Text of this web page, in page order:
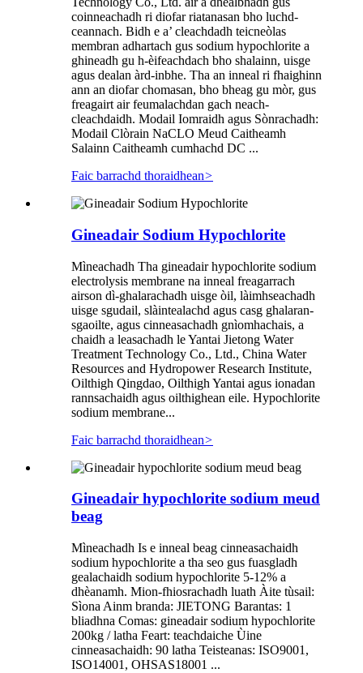
coinneachadh ri diofar riatanasan bho luchd-
ceannach. Bidh e a’ cleachdadh teicneòlas
membran adhartach gus sodium hypochlorite a
ghineadh gu h-èifeachdach bho shalainn, uisge
agus dealan àrd-inbhe. Tha an inneal ri fhaighinn
ann an diofar chomasan, bho bheag gu mòr, gus
freagairt air feumalachdan gach neach-
cleachdaidh. Modail Iomraidh agus Sònrachadh:
Modail Clòrain NaCLO Meud Caitheamh
Salainn Caitheamh cumhachd DC ...
Faic barrachd thoraidhean>
Gineadair Sodium Hypochlorite
Mìneachadh Tha gineadair hypochlorite sodium
electrolysis membrane na inneal freagarrach
airson dì-ghalarachadh uisge òil, làimhseachadh
uisge sgudail, slàintealachd agus casg ghalaran-
sgaoilte, agus cinneasachadh gnìomhachais, a
chaidh a leasachadh le Yantai Jietong Water
Treatment Technology Co., Ltd., China Water
Resources and Hydropower Research Institute,
Oilthigh Qingdao, Oilthigh Yantai agus ionadan
rannsachaidh agus oilthighean eile. Hypochlorite
sodium membrane...
Faic barrachd thoraidhean>
Gineadair hypochlorite sodium meud
beag
Mìneachadh Is e inneal beag cinneasachaidh
sodium hypochlorite a tha seo gus fuasgladh
gealachaidh sodium hypochlorite 5-12% a
dhèanamh. Mion-fhiosrachadh luath Àite tùsail:
Sìona Ainm branda: JIETONG Barantas: 1
bliadhna Comas: gineadair sodium hypochlorite
200kg / latha Feart: teachdaiche Ùine
cinneasachaidh: 90 latha Teisteanas: ISO9001,
ISO14001, OHSAS18001 ...